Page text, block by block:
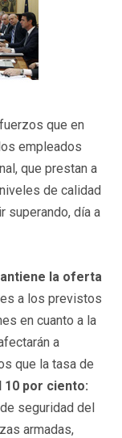
que en
empleados
que prestan a
de calidad
superando, día a
la oferta
a los previstos
en cuanto a la
a
que la tasa de
10 por ciento:
seguridad del
armadas,